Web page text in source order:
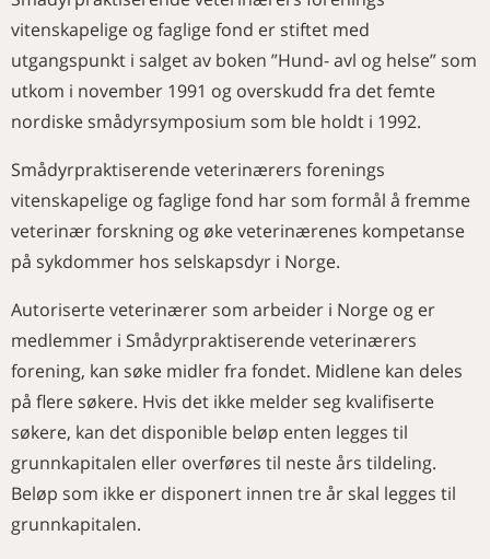
diagnoser
Her er diagnosen
Norsk Veterinærtidsskrift 2020
I full fart mot Ås
Dyra fortjener bedre
Nytt fra Smådyrpraktiserende
veterinærers forening
NAVN
Merkedager i oktober
Merkedager i november
Nye medlemmer
Årsmøter i Veterinærforeningens
særforeninger 2021
Aktivitetskalender
vitenskapelige og faglige fond
2021
vitenskapelige og faglige fond er stiftet med
utgangspunkt i salget av boken ”Hund- avl og helse” som
utkom i november 1991 og overskudd fra det femte
nordiske smådyrsymposium som ble holdt i 1992.
Smådyrpraktiserende veterinærers forenings
vitenskapelige og faglige fond har som formål å fremme
veterinær forskning og øke veterinærenes kompetanse
på sykdommer hos selskapsdyr i Norge.
Autoriserte veterinærer som arbeider i Norge og er
medlemmer i Smådyrpraktiserende veterinærers
forening, kan søke midler fra fondet. Midlene kan deles
på flere søkere. Hvis det ikke melder seg kvalifiserte
søkere, kan det disponible beløp enten legges til
grunnkapitalen eller overføres til neste års tildeling.
Beløp som ikke er disponert innen tre år skal legges til
grunnkapitalen.